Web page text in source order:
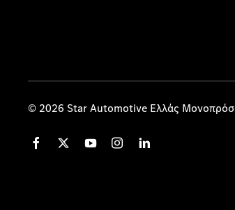
© 2026 Star Automotive Ελλάς